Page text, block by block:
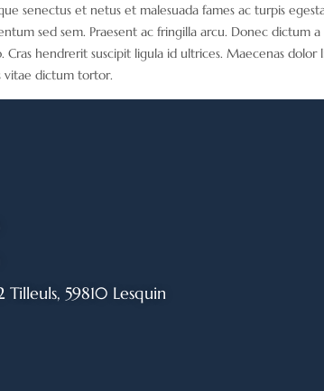
senectus et netus et malesuada fames ac turpis
sed sem. Praesent ac fringilla arcu. Donec dictum a
hendrerit suscipit ligula id ultrices. Maecenas dolor
vitae dictum tortor.
59810 Lesquin